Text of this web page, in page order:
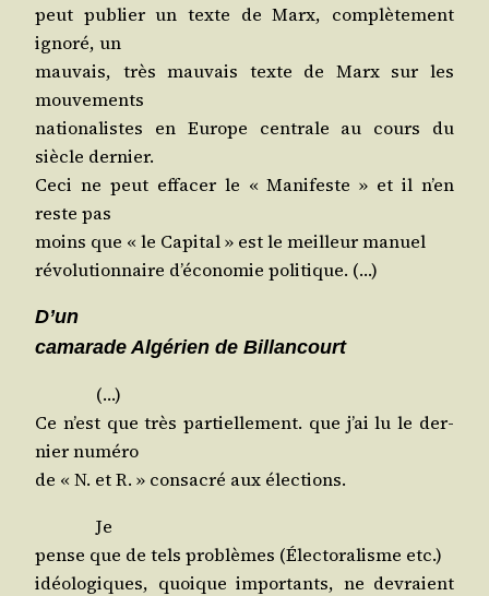
peut publier un texte de Marx, com­plè­te­ment
igno­ré, un
mau­vais, très mau­vais texte de Marx sur les
mouvements
natio­na­listes en Europe cen­trale au cours du
siècle dernier.
Ceci ne peut effa­cer le « Mani­feste » et il n’en
reste pas
moins que « le Capi­tal » est le meilleur manuel
révo­lu­tion­naire d’é­co­no­mie politique. (…)
D’un
cama­rade Algé­rien de Billancourt
(…)
Ce n’est que très par­tiel­le­ment. que j’ai lu le der­
nier numéro
de « N. et R. » consa­cré aux élections.
Je
pense que de tels pro­blèmes (Élec­to­ra­lisme etc.)
idéo­lo­giques, quoique impor­tants, ne devraient